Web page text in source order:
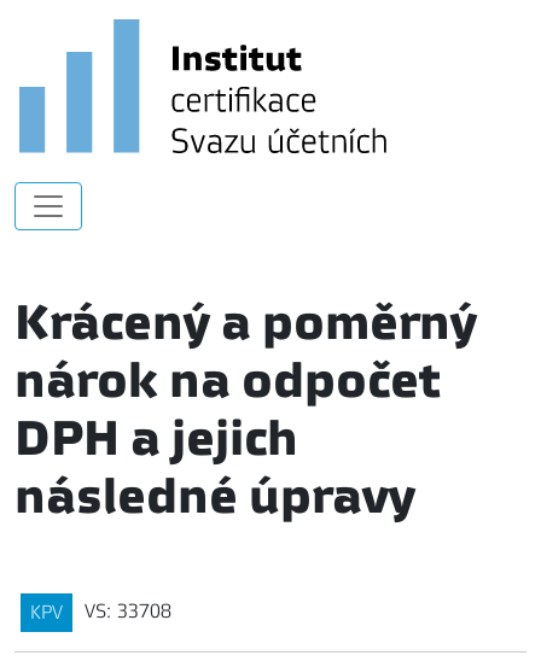
Krácený a poměrný
nárok na odpočet
DPH a jejich
následné úpravy
KPV VS: 33708